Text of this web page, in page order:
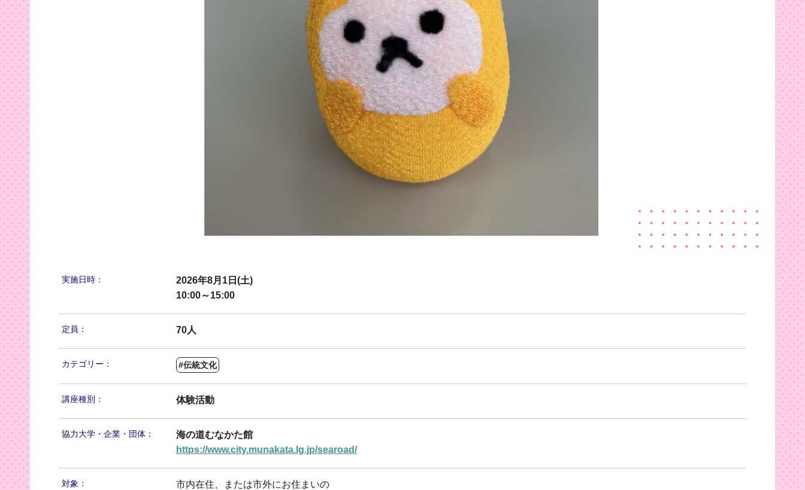
実施日時：
2026年8月1日(土)
10:00～15:00
定員： 70人
カテゴリー： #伝統文化
講座種別： 体験活動
協力大学・ 企業・団体：
海の道むなかた館
https://www.city.munakata.lg.jp/searoad/
対象： 市内在住、または市外にお住まいの